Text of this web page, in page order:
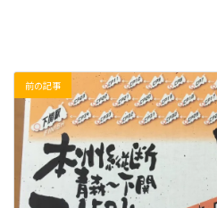
前の記事